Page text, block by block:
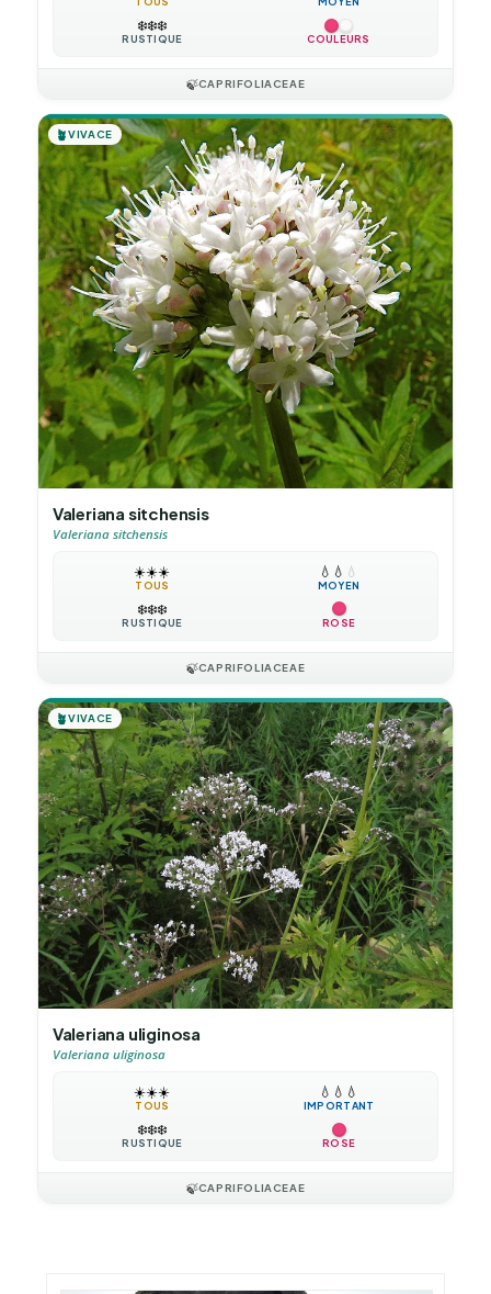
❄️❄️❄️
RUSTIQUE COULEURS
🍃CAPRIFOLIACEAE
🪴VIVACE
Valeriana sitchensis
Valeriana sitchensis
☀️☀️☀️
TOUS
💧 💧 💧
MOYEN
❄️❄️❄️
RUSTIQUE ROSE
🍃CAPRIFOLIACEAE
🪴VIVACE
Valeriana uliginosa
Valeriana uliginosa
☀️☀️☀️
TOUS
💧 💧 💧
IMPORTANT
❄️❄️❄️
RUSTIQUE ROSE
🍃CAPRIFOLIACEAE